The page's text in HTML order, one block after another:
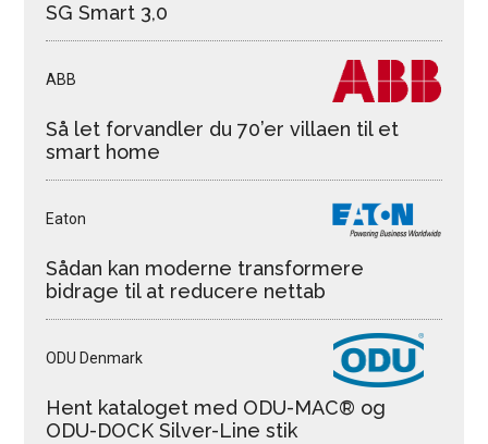
SG Smart 3,0
ABB
Så let forvandler du 70’er villaen til et
smart home
Eaton
Sådan kan moderne transformere
bidrage til at reducere nettab
ODU Denmark
Hent kataloget med ODU-MAC® og
ODU-DOCK Silver-Line stik